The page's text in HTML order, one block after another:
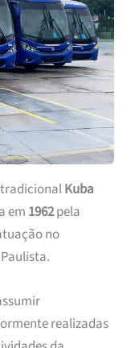
tradicionalKuba
em 1962pela
no
realizadas